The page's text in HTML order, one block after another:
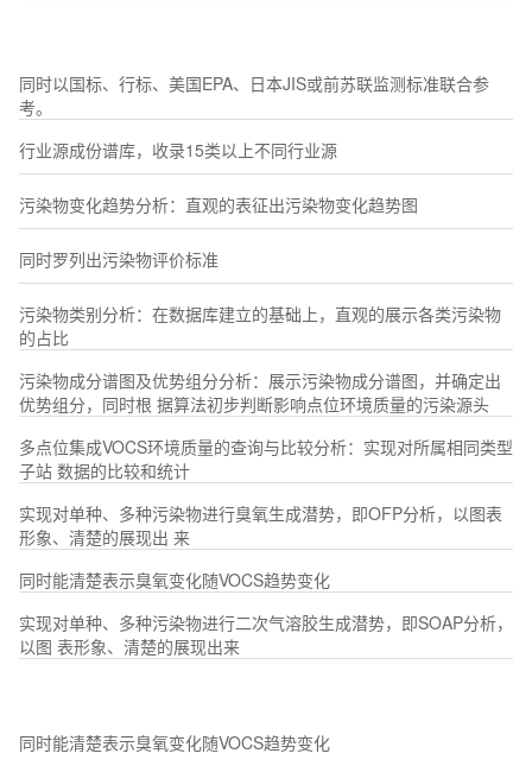
同时以国标、行标、美国EPA、日本JIS或前苏联监测标准联合参
考。
行业源成份谱库，收录15类以上不同行业源
污染物变化趋势分析：直观的表征出污染物变化趋势图
同时罗列出污染物评价标准
污染物类别分析：在数据库建立的基础上，直观的展示各类污染物
的占比
污染物成分谱图及优势组分分析：展示污染物成分谱图，并确定出
优势组分，同时根 据算法初步判断影响点位环境质量的污染源头
多点位集成VOCS环境质量的查询与比较分析：实现对所属相同类型
子站 数据的比较和统计
实现对单种、多种污染物进行臭氧生成潜势，即OFP分析，以图表
形象、清楚的展现出 来
同时能清楚表示臭氧变化随VOCS趋势变化
实现对单种、多种污染物进行二次气溶胶生成潜势，即SOAP分析，
以图 表形象、清楚的展现出来
同时能清楚表示臭氧变化随VOCS趋势变化